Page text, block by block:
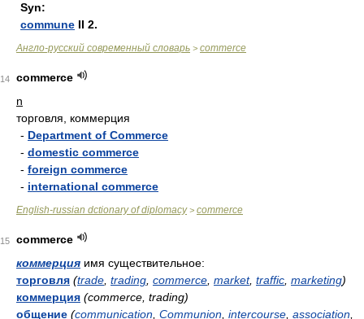
Syn:
commune II 2.
Англо-русский современный словарь > commerce
14
commerce
n
торговля, коммерция
- Department of Commerce
- domestic commerce
- foreign commerce
- international commerce
English-russian dctionary of diplomacy> commerce
15
commerce
коммерция имя существительное:
торговля (trade trading commerce market, traffic marketing)
коммерция (commerce, trading)
общение (communication Communion intercourse association